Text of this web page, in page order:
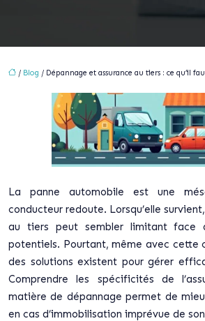
/ Blog / Dépannage et assurance au tiers : ce qu’il
La panne automobile est une
conducteur redoute. Lorsqu’elle
au tiers peut sembler limitant face
potentiels. Pourtant, même avec cette
des solutions existent pour gérer
Comprendre les spécificités de
matière de dépannage permet de
en cas d’immobilisation imprévue de